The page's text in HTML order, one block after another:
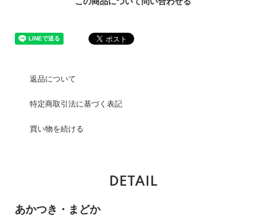
返品について
特定商取引法に基づく表記
買い物を続ける
DETAIL
あかつき・まどか